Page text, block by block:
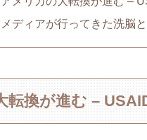
メディアが行ってきた洗脳
転換が進む –